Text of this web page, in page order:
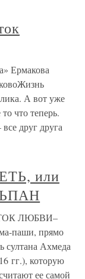
Ермакова
А вот уже
что теперь.
друг друга
или
ЛЮБВИ–
паши, прямо
султана Ахмеда
гг.), которую
ее самой